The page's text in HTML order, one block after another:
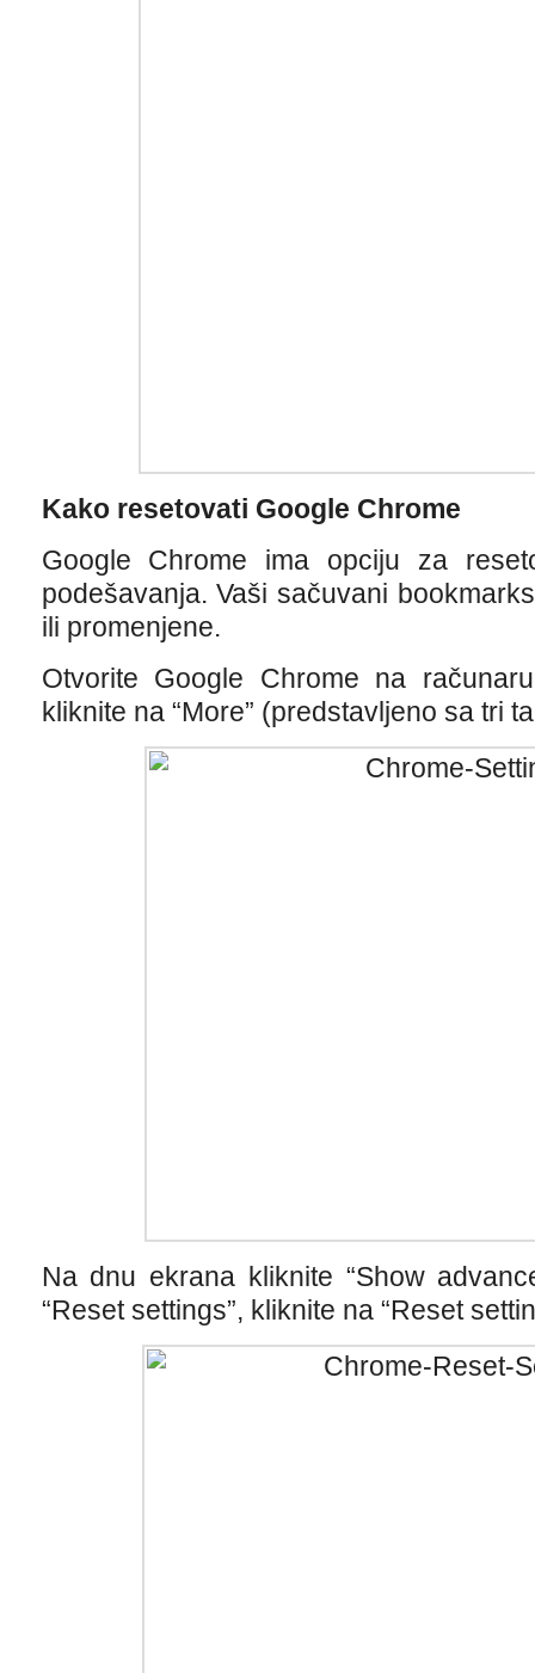
Kako resetovati Google Chrome
Google Chrome ima opciju za
podešavanja. Vaši sačuvani
ili promenjene.
Otvorite Google Chrome na
kliknite na “More” (predstavljeno sa tri
Na dnu ekrana kliknite “Show
“Reset settings”, kliknite na “Reset